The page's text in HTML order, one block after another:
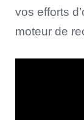
vos efforts
moteur de